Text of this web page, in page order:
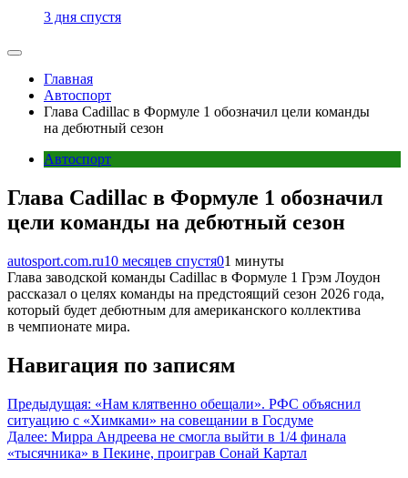
3 дня спустя
Главная
Автоспорт
Глава Cadillac в Формуле 1 обозначил цели команды
на дебютный сезон
Автоспорт
Глава Cadillac в Формуле 1 обозначил
цели команды на дебютный сезон
autosport.com.ru10 месяцев спустя01 минуты
Глава заводской команды Cadillac в Формуле 1 Грэм Лоудон
рассказал о целях команды на предстоящий сезон 2026 года,
который будет дебютным для американского коллектива
в чемпионате мира.
Навигация по записям
Предыдущая: «Нам клятвенно обещали». РФС объяснил
ситуацию с «Химками» на совещании в Госдуме
Далее: Мирра Андреева не смогла выйти в 1/4 финала
«тысячника» в Пекине, проиграв Сонай Картал